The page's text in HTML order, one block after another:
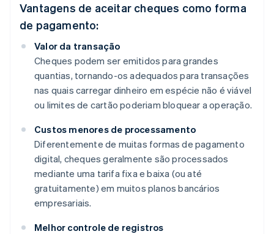
Vantagens de aceitar cheques como forma
de pagamento:
Valor da transação
Cheques podem ser emitidos para grandes
quantias, tornando-os adequados para transações
nas quais carregar dinheiro em espécie não é viável
ou limites de cartão poderiam bloquear a operação.
Custos menores de processamento
Diferentemente de muitas formas de pagamento
digital, cheques geralmente são processados
mediante uma tarifa fixa e baixa (ou até
gratuitamente) em muitos planos bancários
empresariais.
Melhor controle de registros